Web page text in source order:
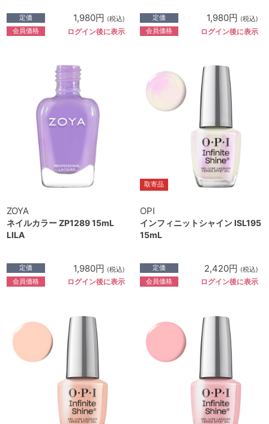
定価 1,980円 (税込)
会員価格 ログイン後に表示
定価 1,980円 (税込)
会員価格 ログイン後に表示
ZOYA
ネイルカラー ZP1289 15mL
LILA
定価 1,980円 (税込)
会員価格 ログイン後に表示
取寄品
OPI
インフィニットシャイン ISL195
15mL
定価 2,420円 (税込)
会員価格 ログイン後に表示